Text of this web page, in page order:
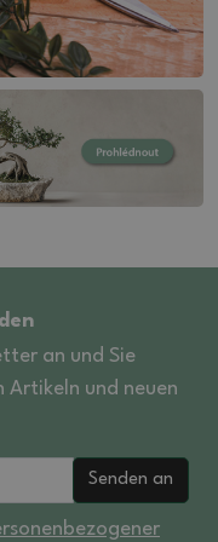
an und Sie
Artikeln und neuen
Senden an